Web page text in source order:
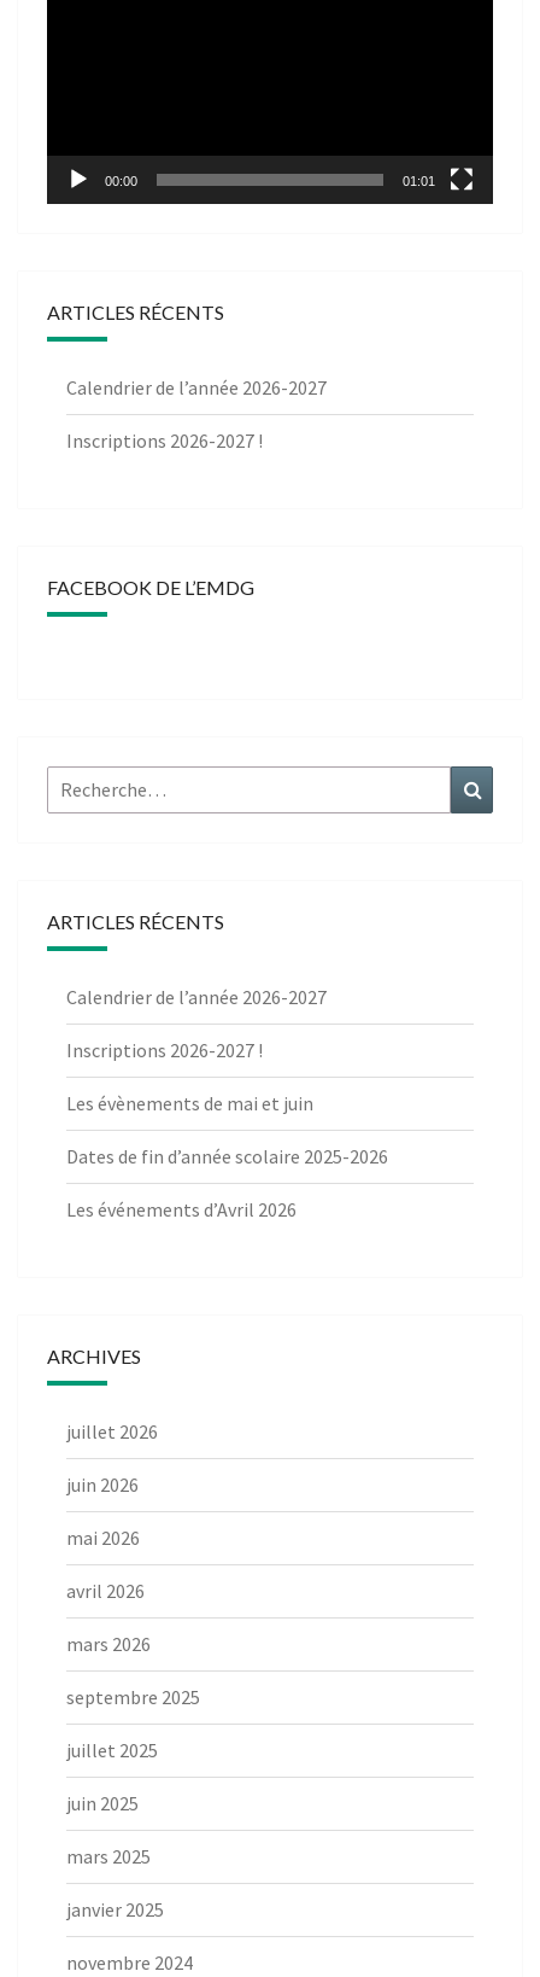
00:00 01:01
ARTICLES RÉCENTS
Calendrier de l’année 2026-2027
Inscriptions 2026-2027 !
FACEBOOK DE L’EMDG
Rechercher :
ARTICLES RÉCENTS
Calendrier de l’année 2026-2027
Inscriptions 2026-2027 !
Les évènements de mai et juin
Dates de fin d’année scolaire 2025-2026
Les événements d’Avril 2026
ARCHIVES
juillet 2026
juin 2026
mai 2026
avril 2026
mars 2026
septembre 2025
juillet 2025
juin 2025
mars 2025
janvier 2025
novembre 2024